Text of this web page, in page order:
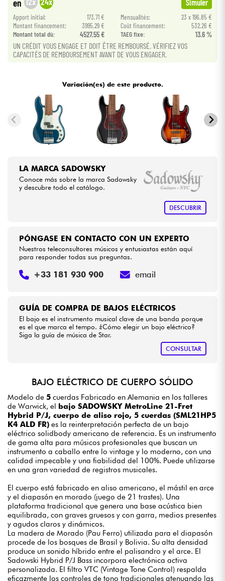
Apport initial: 173.71 € Mensualités:
23 x 196.85 €
Montant financement:
3995.29 € Coût financement:
532.26 €
Montant total dù:
4527.55 € TAEG fixe: 13.6 %
UN CRÉDIT VOUS ENGAGE ET DOIT ÊTRE REMBOURSÉ. VÉRIFIEZ VOS
CAPACITÉS DE REMBOURSEMENT AVANT DE VOUS ENGAGER.
Variación(es) de este producto.
LA MARCA SADOWSKY
Conoce más sobre la marca Sadowsky
y descubre todo el catálogo.
DESCUBRIR
GUÍA DE COMPRA DE BAJOS ELÉCTRICOS
El bajo es el instrumento musical clave de una banda porque
es el que marca el tempo. ¿Cómo elegir un bajo eléctrico?
Siga la guía de música de Star.
CONSULTAR
PÓNGASE EN CONTACTO CON UN EXPERTO
Nuestros teleconsultores músicos y entusiastas están aquí
para responder todas sus preguntas.
+33 181 930 900 email
BAJO ELÉCTRICO DE CUERPO SÓLIDO
Modelo de 5 cuerdas Fabricado en Alemania en los talleres
de Warwick, el bajo SADOWSKY MetroLine 21-Fret
Hybrid P/J, cuerpo de aliso rojo, 5 cuerdas (SML21HP5
K4 ALD FR) es la reinterpretación perfecta de un bajo
eléctrico solidbody americano de referencia. Es un instrumento
de gama alta para músicos profesionales que buscan un
instrumento a caballo entre lo vintage y lo moderno, con una
calidad impecable y una fiabilidad del 100%. Puede utilizarse
en una gran variedad de registros musicales.
El cuerpo está fabricado en aliso americano, el mástil en arce
y el diapasón en morado (juego de 21 trastes). Una
plataforma tradicional que genera una base acústica bien
equilibrada, con graves gruesos y con garra, medios presentes
y agudos claros y dinámicos.
La madera de Morado (Pau Ferro) utilizada para el diapasón
procede de los bosques de Brasil y Bolivia. Su alta densidad
produce un sonido híbrido entre el palisandro y el arce. El
Sadowski Hybrid P/J Bass incorpora electrónica activa
personalizada. El filtro VTC (Vintage Tone Control) respalda
eficazmente los controles de tono tradicionales atenuando las